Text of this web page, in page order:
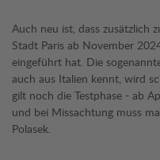
Auch neu ist, dass zusätzlich
Stadt Paris ab November
eingeführt hat. Die
auch aus Italien kennt, wird
gilt noch die Testphase - ab
und bei Missachtung muss
Polasek.